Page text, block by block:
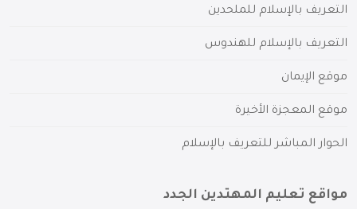
التعريف بالإسلام للملحدين
التعريف بالإسلام للهندوس
موقع الإيمان
موقع المعجزة الأخيرة
الحوار المباشر للتعريف بالإسلام
مواقع تعليم المهتدين الجدد